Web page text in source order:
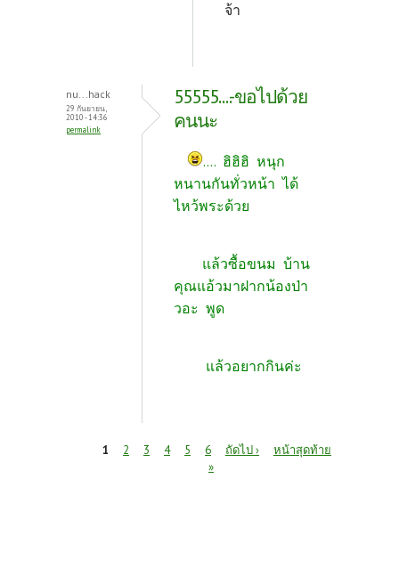
จ้า
nu...hack
29 กันยายน,
2010 - 14:36
permalink
55555....-ขอไปด้วย
คนนะ
.... ฮิฮิฮิ หนุก
หนานกันทั่วหน้า ได้
ไหว้พระด้วย
แล้วซื้อขนม บ้าน
คุณแอ้วมาฝากน้องป่า
วอะ พูด
แล้วอยากกินค่ะ
1 2 3 4 5 6 ถัดไป ›
หน้าสุดท้าย
»